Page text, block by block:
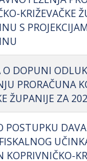
KRIŽEVAČKE
S
O DOPUNI
PRORAČUNA
ŽUPANIJE ZA
POSTUPKU
KOPRIVNIČKO-